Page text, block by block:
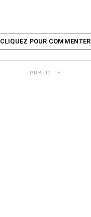
CLIQUEZ POUR COMMENTER
PUBLICITÉ